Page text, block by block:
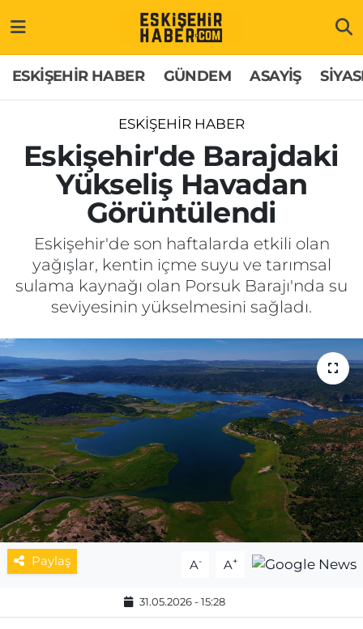
ESKİŞEHİR HABER GÜNDEM ASAYİŞ
ESKİŞEHİR HABER
Eskişehir'de Barajdaki
Yükseliş Havadan
Görüntülendi
Eskişehir'de son haftalarda etkili olan
yağışlar, kentin içme suyu ve tarımsal
sulama kaynağı olan Porsuk Barajı'nda su
seviyesinin yükselmesini sağladı.
Paylaş A- A+
31.05.2026 - 15:28
GÜNDEM
ASAYİŞ
SİYASET
EKONOMİ
SAĞLIK
EĞİTİM
SPOR
MAGAZİN
ESKİŞEHİRSPOR
Hakkımızda
İletişim
Künye
Odunpazarı Trafik Yoğunluk Haritası
Süper Lig Puan Durumu ve Fikstür
Tüm Manşetler
Son Dakika Haberleri
Haber Arşivi